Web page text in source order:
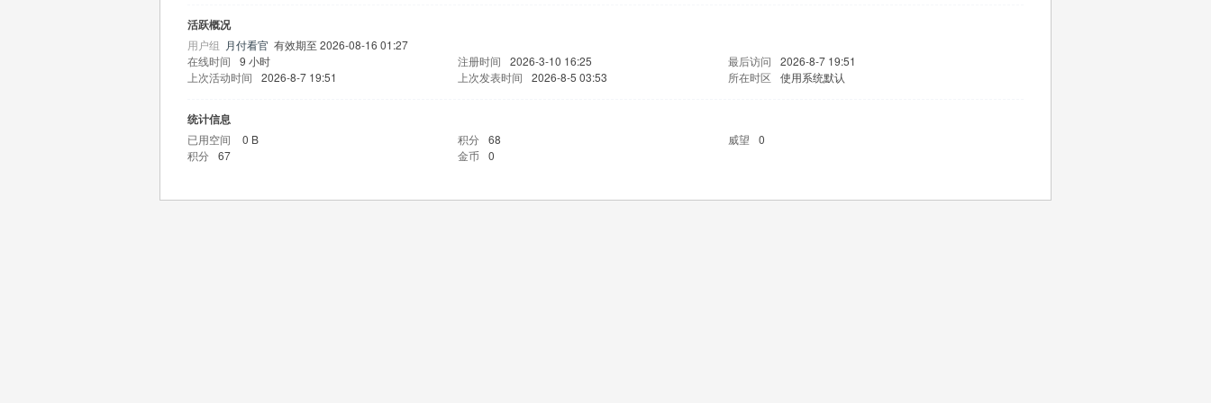
活跃概况
用户组 月付看官 有效期至 2026-08-16 01:27
在线时间
9 小时 注册时间 2026-3-10 16:25 最后访问
2026-8-7 19:51
上次活动时间
2026-8-7 19:51 上次发表时间 2026-8-5 03:53 所在时区 使用系统默认
统计信息
已用空间 0 B 积分 68 威望
0
积分 67 金币 0